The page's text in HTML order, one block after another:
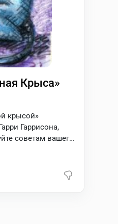
Крыса»
крысой»
Гаррисона,
советам вашего
иначе вам